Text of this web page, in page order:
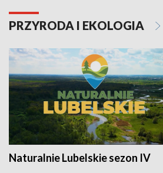
PRZYRODA I EKOLOGIA
Naturalnie Lubelskie sezon IV